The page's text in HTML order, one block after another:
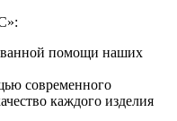
помощи наших
современного
каждого изделия